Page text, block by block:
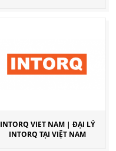
INTORQ VIET NAM | ĐẠI LÝ
INTORQ TẠI VIỆT NAM